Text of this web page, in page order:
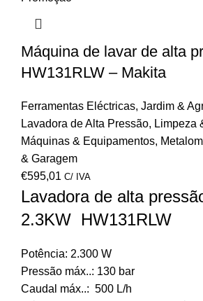
Máquina de lavar de alta
HW131RLW – Makita
Ferramentas Eléctricas, Jardim &
Lavadora de Alta Pressão, Limpeza
Máquinas & Equipamentos,
& Garagem
€595,01 C/ IVA
Lavadora de alta
2.3KW HW131RLW
Potência: 2.300 W
Pressão máx..: 130 bar
Caudal máx..: 500 L/h